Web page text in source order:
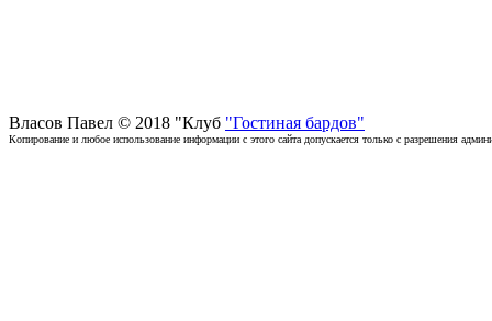
Власов Павел © 2018 "Клуб "Гостиная бардов"
Копирование и любое использование информации с этого сайта допускается только с разрешения